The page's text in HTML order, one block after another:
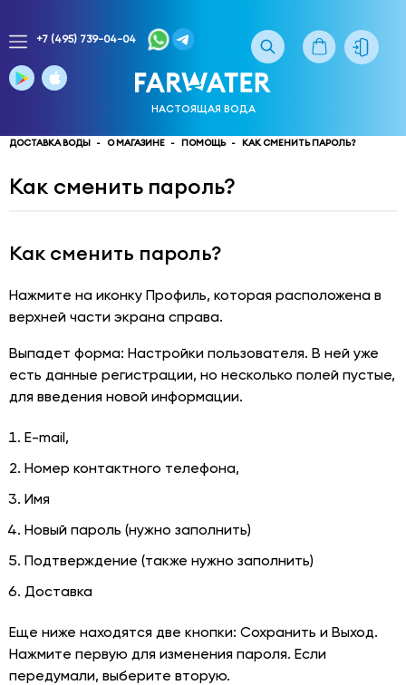
доставки
воды
многоканальный
р-
г.
Мытищи,
Поселок
Пироговскийулица
Фабричная
дом
1,
корпус
+7 (495) 739-04-04
НАСТОЯЩАЯ ВОДА
ДОСТАВКА ВОДЫ О МАГАЗИНЕ ПОМОЩЬ КАК СМЕНИТЬ ПАРОЛЬ?
Как сменить пароль?
Как сменить пароль?
Нажмите на иконку Профиль, которая расположена в
верхней части экрана справа.
Выпадет форма: Настройки пользователя. В ней уже
есть данные регистрации, но несколько полей пустые,
для введения новой информации.
E-mail,
Номер контактного телефона,
Имя
Новый пароль (нужно заполнить)
Подтверждение (также нужно заполнить)
Доставка
Еще ниже находятся две кнопки: Сохранить и Выход.
Нажмите первую для изменения пароля. Если
передумали, выберите вторую.